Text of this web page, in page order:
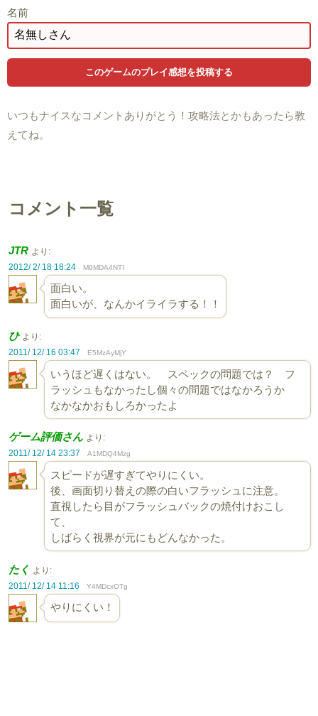
名前
いつもナイスなコメントありがとう！攻略法とかもあったら教
えてね。
コメント一覧
JTR より:
2012/ 2/ 18 18:24
M0MDA4NTI
面白い。
面白いが、なんかイライラする！！
ひ より:
2011/ 12/ 16 03:47
E5MzAyMjY
いうほど遅くはない。 スペックの問題では？ フ
ラッシュもなかったし個々の問題ではなかろうか
なかなかおもしろかったよ
ゲーム評価さん より:
2011/ 12/ 14 23:37
A1MDQ4Mzg
スピードが遅すぎてやりにくい。
後、画面切り替えの際の白いフラッシュに注意。
直視したら目がフラッシュバックの焼付けおこし
て、
しばらく視界が元にもどんなかった。
たく より:
2011/ 12/ 14 11:16
Y4MDcxOTg
やりにくい！